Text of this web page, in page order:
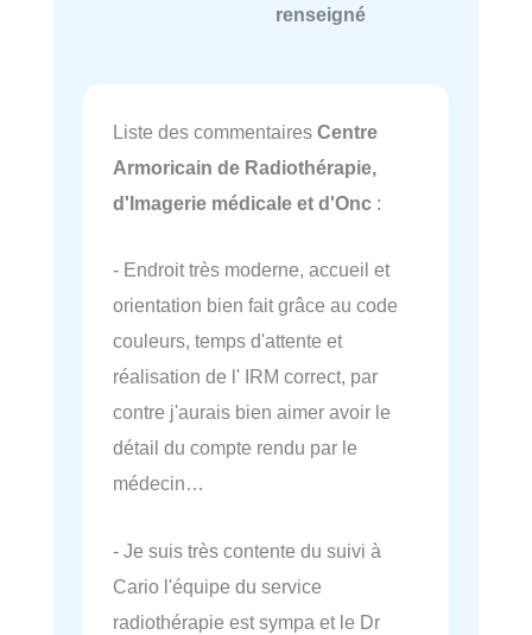
renseigné
Liste des commentaires Centre
Armoricain de Radiothérapie,
d'Imagerie médicale et d'Onc :
- Endroit très moderne, accueil et
orientation bien fait grâce au code
couleurs, temps d'attente et
réalisation de l' IRM correct, par
contre j'aurais bien aimer avoir le
détail du compte rendu par le
médecin…
- Je suis très contente du suivi à
Cario l'équipe du service
radiothérapie est sympa et le Dr